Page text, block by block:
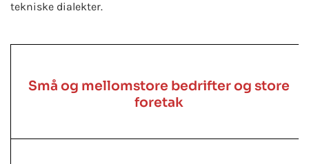
tekniske dialekter.
Små og mellomstore bedrifter og store
foretak